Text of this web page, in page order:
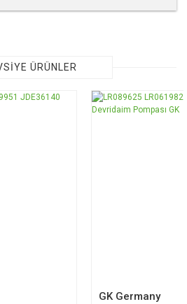
teşekkür ederiz.
veya görüntülenemiyor.
ÜRÜNLER
GK Germany